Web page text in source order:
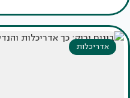
אדריכלות